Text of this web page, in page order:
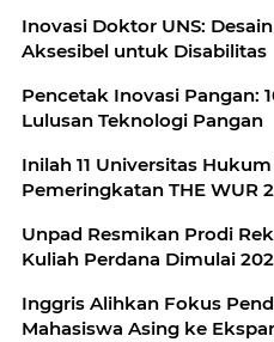
Inovasi Doktor UNS:
Aksesibel untuk Disabilitas
Pencetak Inovasi Pangan:
Lulusan Teknologi Pangan
Inilah 11 Universitas
Pemeringkatan THE WUR
Unpad Resmikan Prodi
Kuliah Perdana Dimulai
Inggris Alihkan Fokus
Mahasiswa Asing ke